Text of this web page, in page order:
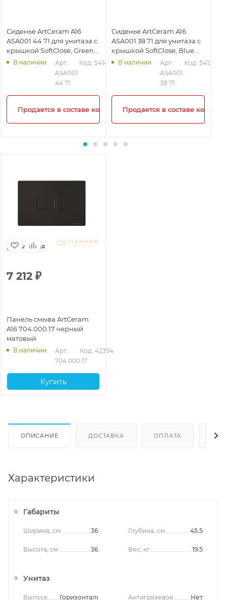
Сиденье ArtCeram A16
ASA001 44 71 для унитаза с
крышкой SoftClose, Green
Salvia Matt
В наличии
Арт.:
ASA001
44 71
Код: 54140
Продается в составе комплекта!
Сиденье ArtCeram A16
ASA001 38 71 для унитаза с
крышкой SoftClose, Blue
Avio Matt
В наличии
Арт.:
ASA001
38 71
Код: 54136
Продается в составе
Италия
7 212 ₽
Панель смыва ArtCeram
A16 704.000.17 черный
матовый
В наличии
Арт.:
704.000.17
Код: 42394
Купить
ОПИСАНИЕ ДОСТАВКА ОПЛАТА
Характеристики
Габариты
Ширина, см 36
Высота, см 36
Глубина, см 45.5
Вес, кг 19.5
Унитаз
Выпуск Горизонтальный Антигрязевое Нет